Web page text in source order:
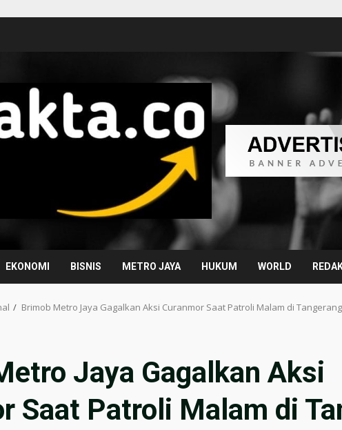
EKONOMI BISNIS METRO JAYA HUKUM WORLD
Brimob Metro Jaya Gagalkan Aksi Curanmor Saat Patroli Malam di Tangerang
Jaya Gagalkan Aksi
Saat Patroli Malam di